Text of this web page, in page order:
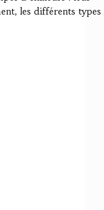
les différents types